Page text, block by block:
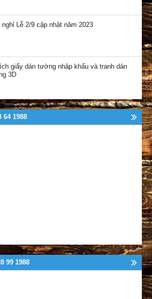
nghỉ Lễ 2/9 cập nhật năm 2023
giấy dán tường nhập khẩu và tranh dán
3D
64 1988
99 1988